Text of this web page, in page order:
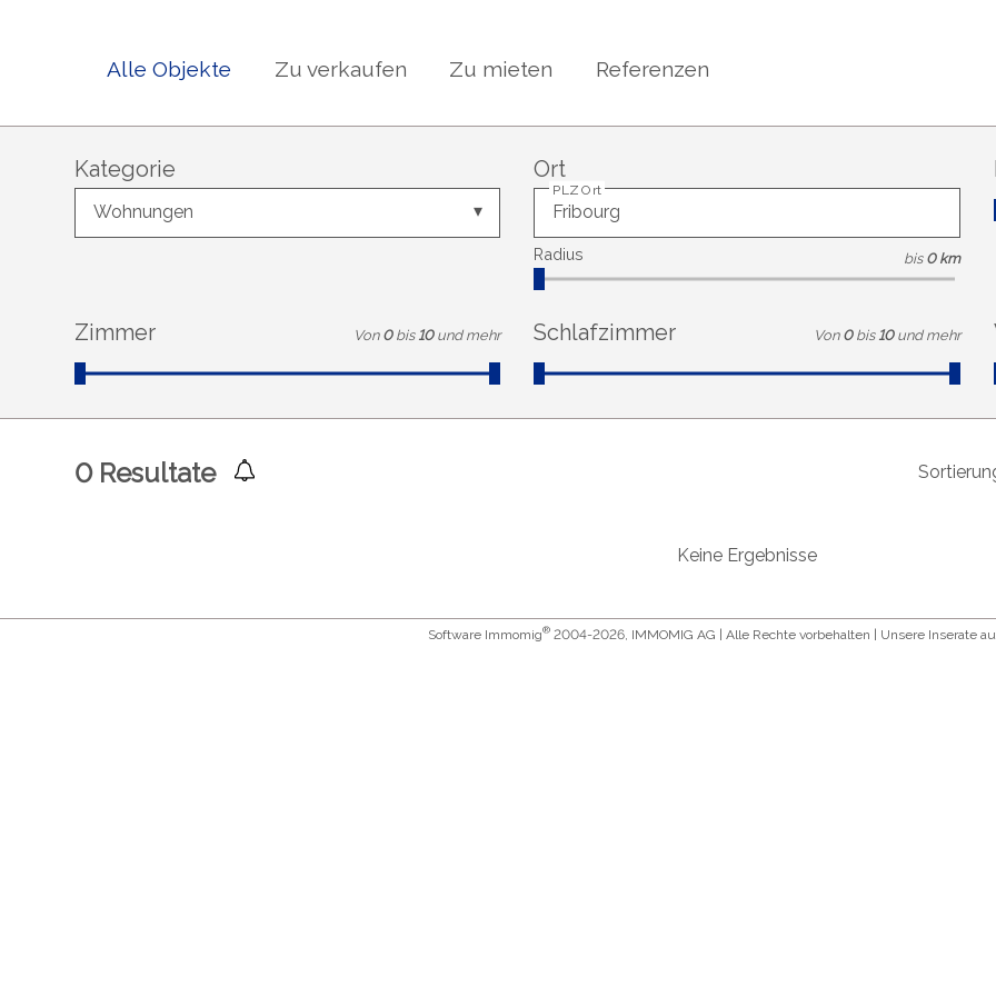
Alle Objekte Zu verkaufen Zu mieten Referenzen
Kategorie
Wohnungen
Ort
PLZ Ort
Radius bis 0 km
Zimmer Von 0 bis 10 und mehr Schlafzimmer Von 0 bis 10 und mehr
0Resultate
Keine Ergebnisse
Software Immomig®2004-2026, IMMOMIG AG | Alle Rechte vorbehalten | Unsere Inserate